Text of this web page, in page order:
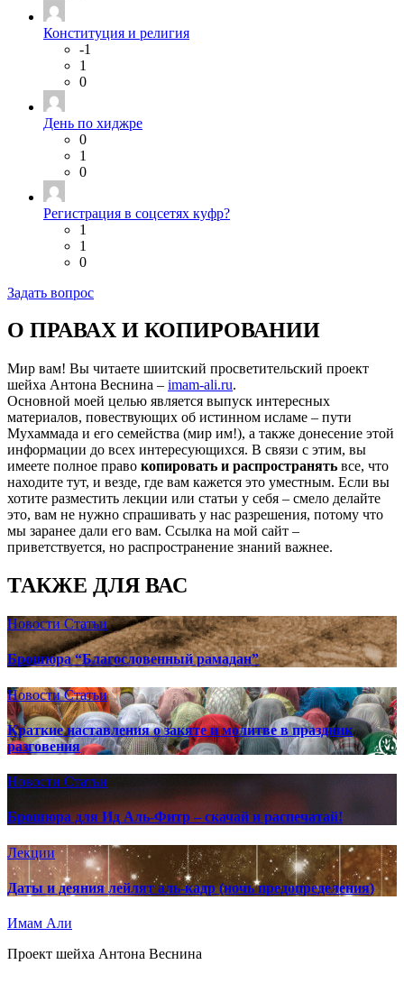
Конституция и религия
-1
1
0
День по хиджре
0
1
0
Регистрация в соцсетях куфр?
1
1
0
Задать вопрос
О ПРАВАХ И КОПИРОВАНИИ
Мир вам! Вы читаете шиитский просветительский проект
шейха Антона Веснина – imam-ali.ru.
Основной моей целью является выпуск интересных
материалов, повествующих об истинном исламе – пути
Мухаммада и его семейства (мир им!), а также донесение этой
информации до всех интересующихся. В связи с этим, вы
имеете полное право копировать и распространять все, что
находите тут, и везде, где вам кажется это уместным. Если вы
хотите разместить лекции или статьи у себя – смело делайте
это, вам не нужно спрашивать у нас разрешения, потому что
мы заранее дали его вам. Ссылка на мой сайт –
приветствуется, но распространение знаний важнее.
ТАКЖЕ ДЛЯ ВАС
НовостиСтатьи
Брошюра “Благословенный рамадан”
НовостиСтатьи
Краткие наставления о закяте и молитве в праздник
разговения
Новости Статьи
Брошюра для Ид Аль-Фитр – скачай и распечатай!
Лекции
Даты и деяния лейлят аль-кадр (ночь предопределения)
Имам Али
Проект шейха Антона Веснина